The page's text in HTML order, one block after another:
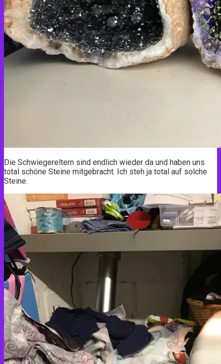
Die Schwiegereltern sind endlich wieder da und haben uns
total schöne Steine mitgebracht. Ich steh ja total auf solche
Steine.